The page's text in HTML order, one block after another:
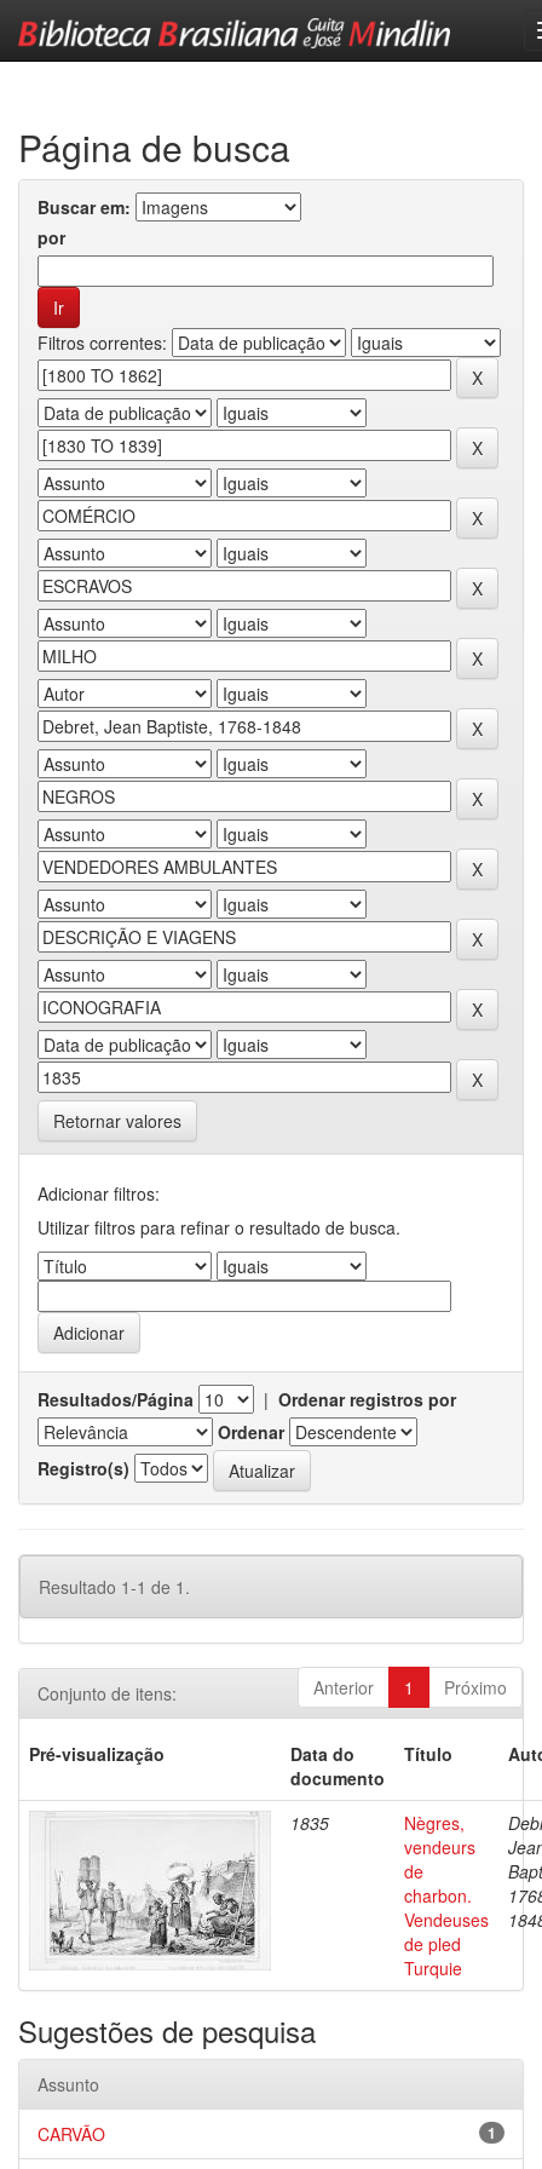
Página de busca
Buscar em:
por
Filtros correntes:
Retornar valores
Adicionar filtros:
Utilizar filtros para refinar o resultado de busca.
Resultados/Página | Ordenar registros por
Ordenar
Registro(s)
Resultado 1-1 de 1.
Anterior 1 Próximo
Conjunto de itens:
Pré-visualização
Data do
documento
Título
1835
Nègres,
vendeurs
de
charbon.
Vendeuses
de pled
Turquie
Sugestões de pesquisa
Assunto
1
CARVÃO